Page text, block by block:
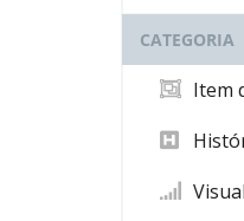
CATEGORIA
Item